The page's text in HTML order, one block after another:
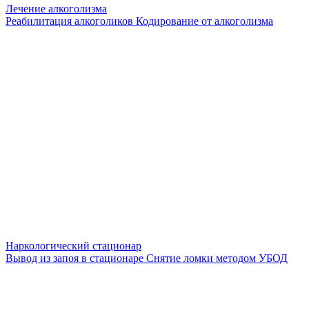
Лечение алкоголизма
Реабилитация алкоголиков Кодирование от алкоголизма
Наркологический стационар
Вывод из запоя в стационаре Снятие ломки методом УБОД